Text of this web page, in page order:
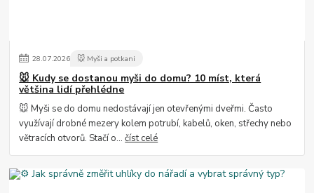
28.07.2026 🐭 Myši a potkani
🐭 Kudy se dostanou myši do domu? 10 míst, která
většina lidí přehlédne
🐭 Myši se do domu nedostávají jen otevřenými dveřmi. Často
využívají drobné mezery kolem potrubí, kabelů, oken, střechy nebo
větracích otvorů. Stačí o...číst celé